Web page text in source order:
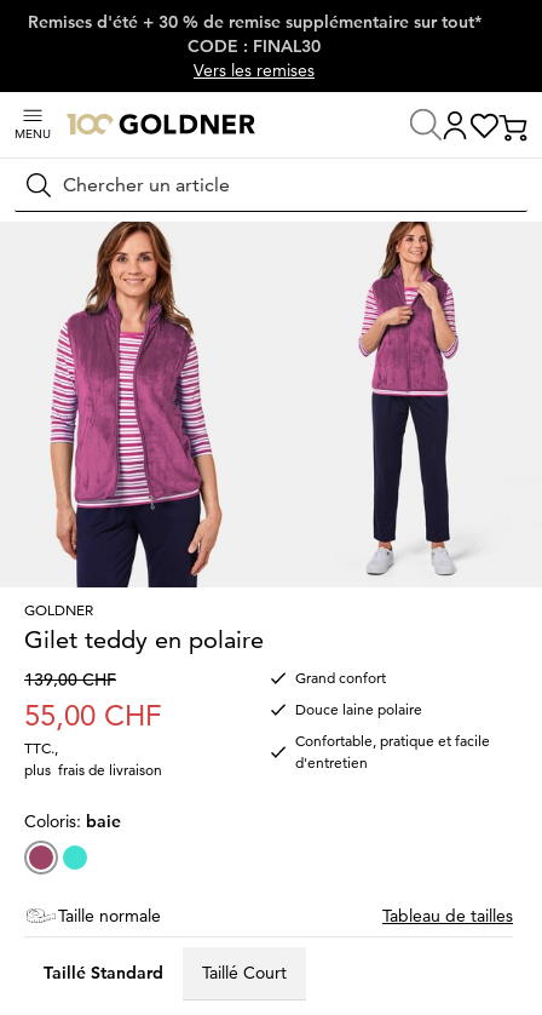
Passer la navigation, aller directement au contenu
Remises d'été + 30 % de remise supplémentaire sur tout*
CODE : FINAL30
Vers les remises
MENU
Rechercher
Maison Mode femme Vestes & blazers
GOLDNER
Gilet teddy en polaire
139,00 CHF
55,00 CHF
TTC.
plus frais de livraison
Grand confort
Douce laine polaire
Confortable, pratique et facile
d'entretien
Coloris: baie
Taille normale Tableau de tailles
Taillé Standard Taillé Court